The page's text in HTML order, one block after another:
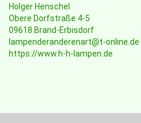
Holger Henschel
Obere Dorfstraße 4-5
09618 Brand-Erbisdorf
lampenderanderenart@t-online.de
https://www.h-h-lampen.de